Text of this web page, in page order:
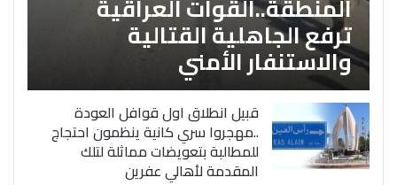
ترفع الجاهلية القتالية
والاستنفار الأمني
قبيل انطلاق اول قوافل العودة
..مهجروا سري كانية ينظمون احتجاج
للمطالبة بتعويضات مماثلة لتلك
المقدمة لأهالي عفرين